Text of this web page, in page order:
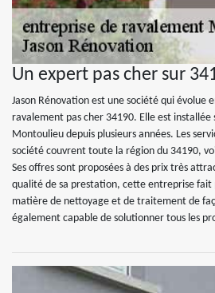
Un expert pas cher sur
Jason Rénovation est une société qui évolue
ravalement pas cher 34190. Elle est
Montoulieu depuis plusieurs années. Les
société couvrent toute la région du 34190,
Ses offres sont proposées à des prix très
qualité de sa prestation, cette entreprise fait
matière de nettoyage et de traitement de
également capable de solutionner tous les